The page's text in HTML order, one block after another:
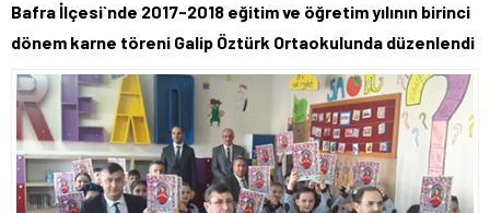
55,1881
Bafra İlçesi`nde 2017-2018 eğitim ve öğretim yılının birinci
dönem karne töreni Galip Öztürk Ortaokulunda düzenlendi